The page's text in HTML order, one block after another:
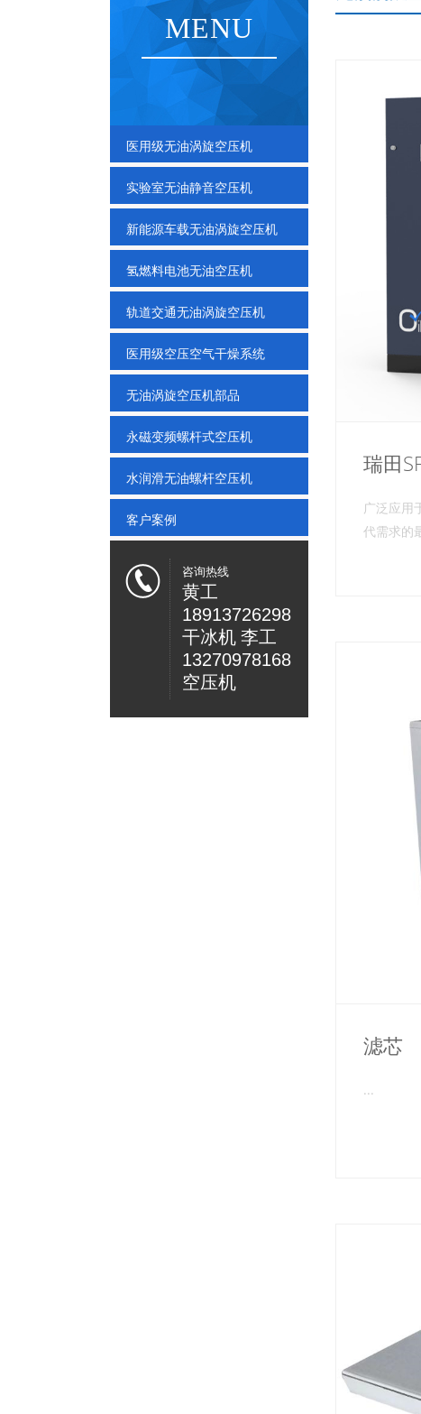
MENU
医用级无油涡旋空压机
实验室无油静音空压机
新能源车载无油涡旋空压机
氢燃料电池无油空压机
轨道交通无油涡旋空压机
医用级空压空气干燥系统
无油涡旋空压机部品
永磁变频螺杆式空压机
水润滑无油螺杆空压机
客户案例
咨询热线
黄工
18913726298
干冰机 李工
13270978168
空压机
瑞田
广泛应用
代需求的
滤芯
...